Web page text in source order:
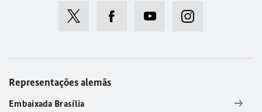
Representações alemãs
Embaixada Brasília